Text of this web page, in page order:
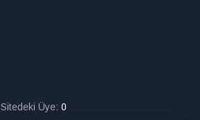
Sitedeki Üye: 0